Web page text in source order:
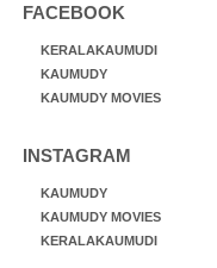
FACEBOOK
KERALAKAUMUDI
KAUMUDY
KAUMUDY MOVIES
INSTAGRAM
KAUMUDY
KAUMUDY MOVIES
KERALAKAUMUDI